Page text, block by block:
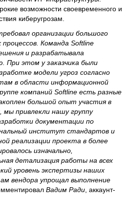
возможности своевременного и
киберугрозам.
организации большого
Команда Softline
и разрабатывала
При этом у заказчика были
модели угроз согласно
в области информационной
компаний Softline есть разные
большой опыт участия в
привлекли нашу группу
документации по
институт стандартов и
реализации проекта в более
изначально,
детализация работы на всех
уровень экспертизы наших
вендора упрощал выполнение
Вадим Ради , аккаунт-